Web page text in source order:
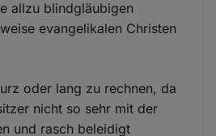
allzu blindgläubigen
evangelikalen Christen
oder lang zu rechnen, da
nicht so sehr mit der
und rasch beleidigt